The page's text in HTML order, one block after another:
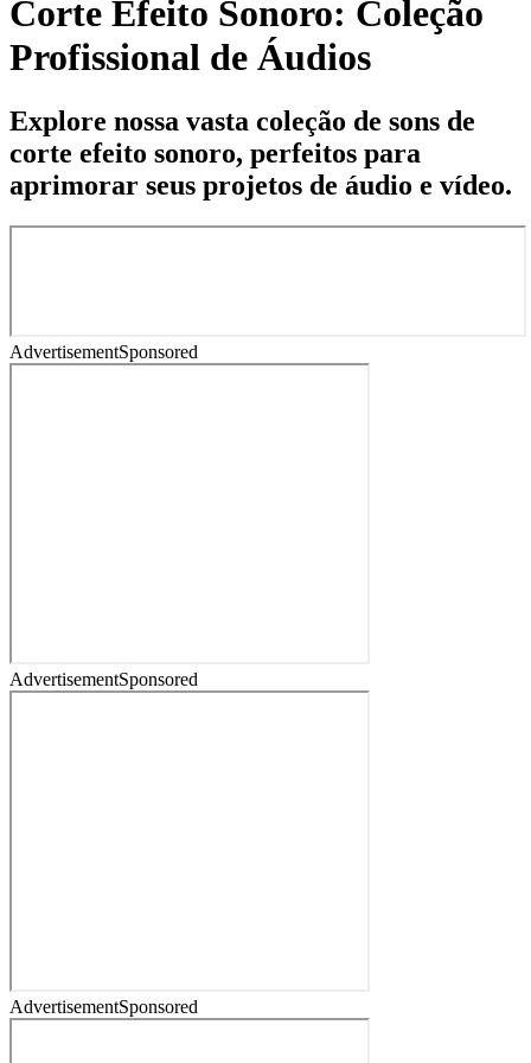
Corte Efeito Sonoro: Coleção
Profissional de Áudios
Explore nossa vasta coleção de sons de
corte efeito sonoro, perfeitos para
aprimorar seus projetos de áudio e vídeo.
AdvertisementSponsored
AdvertisementSponsored
AdvertisementSponsored